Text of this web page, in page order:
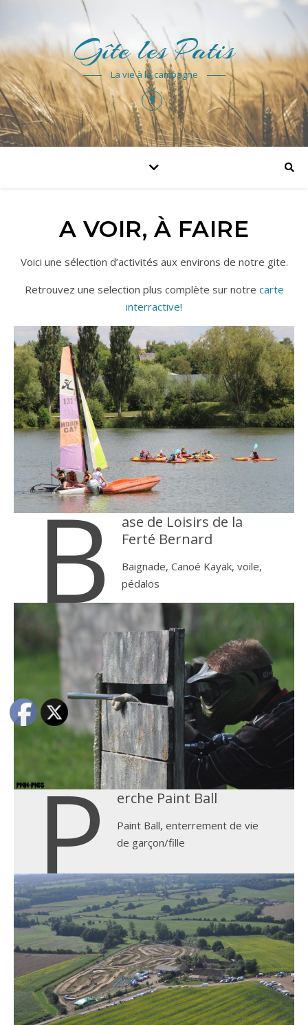
Gîte les Patis
La vie à la campagne
A VOIR, À FAIRE
Voici une sélection d’activités aux environs de notre gite.
Retrouvez une selection plus complète sur notre carte
interractive!
B
ase de Loisirs de la
Ferté Bernard
Baignade, Canoé Kayak, voile,
pédalos
P erche Paint Ball
Paint Ball, enterrement de vie
de garçon/fille